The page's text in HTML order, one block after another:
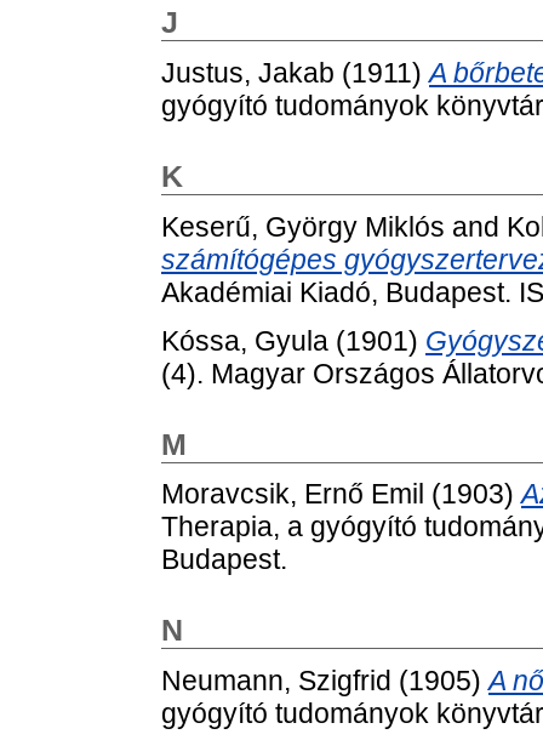
J
Justus, Jakab (1911)A
gyógyító tudományok
K
Keserű, György Miklós and
számítógépes
Akadémiai Kiadó, Budapest.
Kóssa, Gyula (1901)
(4). Magyar Országos
M
Moravcsik, Ernő Emil (1903)
Therapia, a gyógyító
Budapest.
N
Neumann, Szigfrid (1905)A
gyógyító tudományok